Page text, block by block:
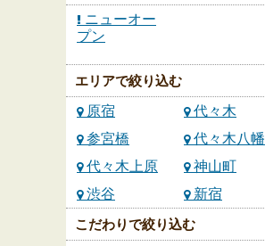
ニューオー
プン
エリアで絞り込む
原宿
代々木
参宮橋
代々木八幡
代々木上原
神山町
渋谷
新宿
こだわりで絞り込む